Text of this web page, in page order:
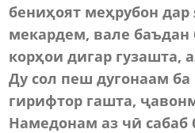
бениҳоят меҳрубон дар
мекардем, вале баъдан
корҳои дигар гузашта,
Ду сол пеш дугонаам ба
гирифтор гашта,
Намедонам аз чӣ